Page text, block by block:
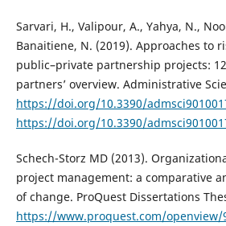
Sarvari, H., Valipour, A., Yahya, N.,
Banaitiene, N. (2019). Approaches to
public–private partnership projects:
partners’ overview. Administrative
https://doi.org/10.3390/
https://doi.org/10.3390/
Schech-Storz MD (2013).
project management: a comparative
of change. ProQuest Dissertations
https://www.proquest.com/openview/